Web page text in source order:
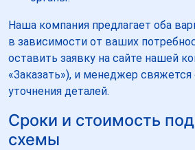
Наша компания предлагает оба
в зависимости от ваших
оставить заявку на сайте нашей
«Заказать»), и менеджер
уточнения деталей.
Сроки и стоимость
схемы